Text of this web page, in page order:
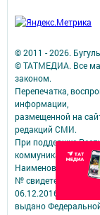
© 2011 - 2026.
© ТАТМЕДИА. Все
законом.
Перепечатка,
информации,
размещенной на
редакций СМИ.
При поддержке
коммуникациям.
Наименование СМИ:
№ свидетельства о
06.12.2016
выдано